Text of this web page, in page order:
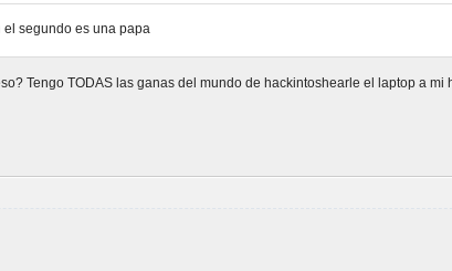
el segundo es una papa
Tengo TODAS las ganas del mundo de hackintoshearle el laptop a